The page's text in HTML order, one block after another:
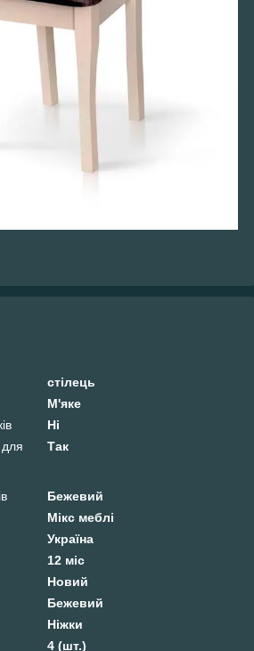
стілець
М'яке
Ні
для
Так
Бежевий
Мікс меблі
Україна
12 міс
Новий
Бежевий
Ніжки
4 (шт.)